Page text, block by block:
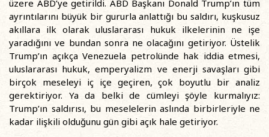
üzere ABD’ye getirildi. ABD Başkanı Donald Trump’ın tüm
ayrıntılarını büyük bir gururla anlattığı bu saldırı, kuşkusuz
akıllara ilk olarak uluslararası hukuk ilkelerinin ne işe
yaradığını ve bundan sonra ne olacağını getiriyor. Üstelik
Trump’ın açıkça Venezuela petrolünde hak iddia etmesi,
uluslararası hukuk, emperyalizm ve enerji savaşları gibi
birçok meseleyi iç içe geçiren, çok boyutlu bir analiz
gerektiriyor. Ya da belki de cümleyi şöyle kurmalıyız:
Trump’ın saldırısı, bu meselelerin aslında birbirleriyle ne
kadar ilişkili olduğunu gün gibi açık hale getiriyor.